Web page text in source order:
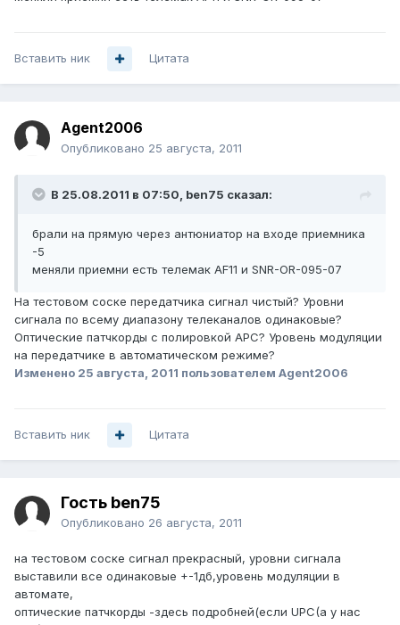
Вставить ник Цитата
Agent2006
Опубликовано 25 августа, 2011
В 25.08.2011 в 07:50, ben75 сказал:
брали на прямую через антюниатор на входе приемника
-5
меняли приемни есть телемак AF11 и SNR-OR-095-07
На тестовом соске передатчика сигнал чистый? Уровни
сигнала по всему диапазону телеканалов одинаковые?
Оптические патчкорды с полировкой APC? Уровень модуляции
на передатчике в автоматическом режиме?
Изменено 25 августа, 2011 пользователем Agent2006
Вставить ник Цитата
Гость ben75
Опубликовано 26 августа, 2011
на тестовом соске сигнал прекрасный, уровни сигнала
выставили все одинаковые +-1дб,уровень модуляции в
автомате,
оптические патчкорды -здесь подробней(если UPC(а у нас